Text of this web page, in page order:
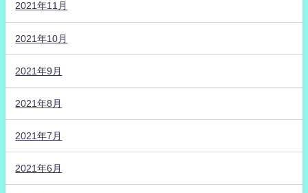
2021年11月
2021年10月
2021年9月
2021年8月
2021年7月
2021年6月